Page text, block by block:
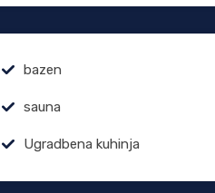
bazen
sauna
Ugradbena kuhinja